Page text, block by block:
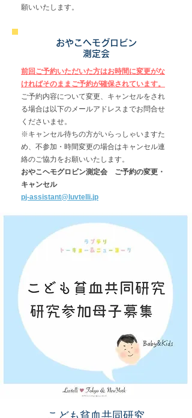
願いいたします。
おやこヘモグロビン
測定会
前回ご予約いただいた方はお時間に変更がな
ければそのままご予約が確保されています。
ご予約内容について変更、キャンセルをされ
る場合は以下のメールアドレスまでお問合せ
くださいませ。
※キャンセル待ちの方がいらっしゃいますた
め、不参加・時間変更の場合はキャンセル連
絡のご協力をお願いいたします。
おやこヘモグロビン測定会 ご予約の変更・
キャンセル
pj-assistant@luvtelli.jp